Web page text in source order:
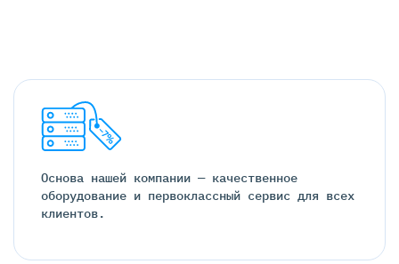
Основа нашей компании — качественное
оборудование и первоклассный сервис для всех
клиентов.